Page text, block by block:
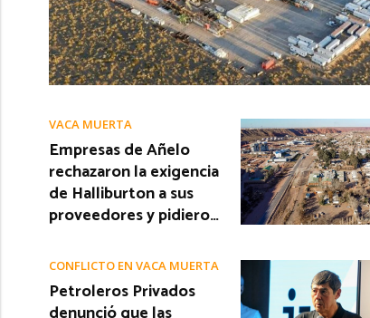
VACA MUERTA
Empresas de Añelo
rechazaron la exigencia
de Halliburton a sus
proveedores y pidiero…
CONFLICTO EN VACA MUERTA
Petroleros Privados